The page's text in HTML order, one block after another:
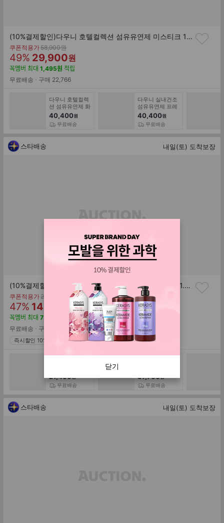
(10%결제할인)다우니 호텔컬렉션 섬유유연제 미스티크 1L 6개 +다우니 화이트티 200mL
쿠폰적용가기
존
가
58,900원
할
인
률
49% 판
매
가
29,900원
꼭멤버 최대 1,495원 적립
무료배송
구매 22,766
다우니 호텔컬렉
션 섬유유연제 화
이트 머스크 1L 6
개 +다우니 화이
트티 200mL
40,400원
무료배송
다우니 실내건조
섬유유연제 프레
시 클린 1L 6개
+다우니 코튼퓨
어 200ml
40,400원
무료배송
스타배송 내일(토) 도착보장
(10%결제할인)(대용량 증량팩)리큐 찌든때 올인원 2L (1.8L+200ml) 4개 일반/드럼겸용
쿠폰적용가기
존
가
27,900
할
인
률
47% 판
매
가
14,750
꼭멤버 최대 737
무료배송
구매 11,990
즉시할인 10%
입 / 냄새케어 향
기케어
21,400원
무료배송
입 2개 +(증정) 케
어베어 장바구니
37,700원
무료배송
스타배송 내일(토) 도착보장
닫기